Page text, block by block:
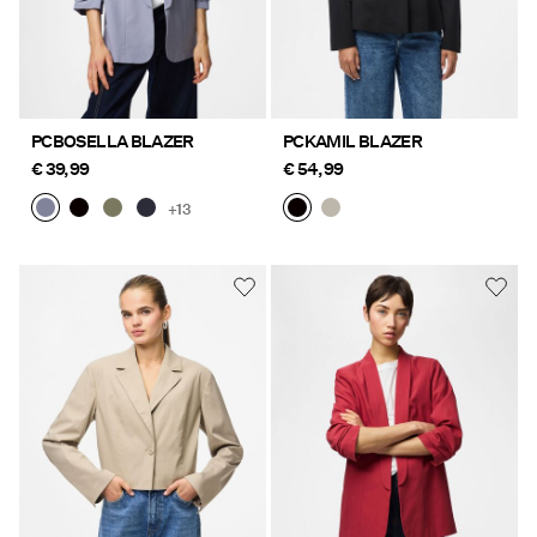
PCBOSELLA BLAZER
€ 39,99
+13
PCKAMIL BLAZER
€ 54,99